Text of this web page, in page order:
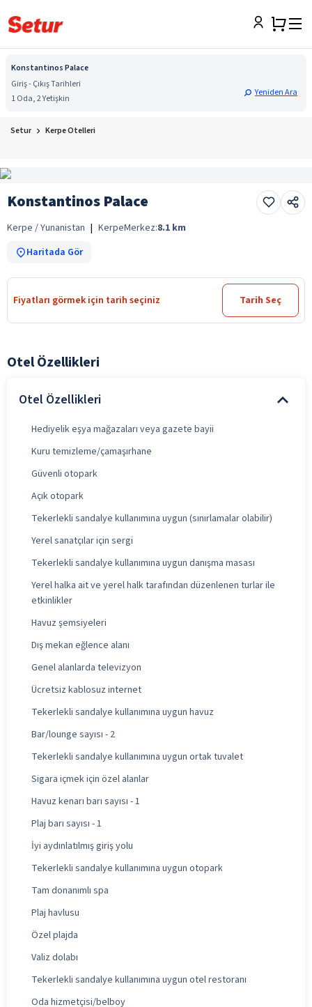
Konstantinos Palace
Giriş - Çıkış Tarihleri
1 Oda, 2 Yetişkin
Yeniden Ara
Setur Kerpe Otelleri
Konstantinos Palace
Kerpe / Yunanistan | KerpeMerkez:8.1 km
Haritada Gör
Fiyatları görmek için tarih seçiniz Tarih Seç
Otel Özellikleri
Otel Özellikleri
Hediyelik eşya mağazaları veya gazete bayii
Kuru temizleme/çamaşırhane
Güvenli otopark
Açık otopark
Tekerlekli sandalye kullanımına uygun (sınırlamalar olabilir)
Yerel sanatçılar için sergi
Tekerlekli sandalye kullanımına uygun danışma masası
Yerel halka ait ve yerel halk tarafından düzenlenen turlar ile
etkinlikler
Havuz şemsiyeleri
Dış mekan eğlence alanı
Genel alanlarda televizyon
Ücretsiz kablosuz internet
Tekerlekli sandalye kullanımına uygun havuz
Bar/lounge sayısı - 2
Tekerlekli sandalye kullanımına uygun ortak tuvalet
Sigara içmek için özel alanlar
Havuz kenarı barı sayısı - 1
Plaj barı sayısı - 1
İyi aydınlatılmış giriş yolu
Tekerlekli sandalye kullanımına uygun otopark
Tam donanımlı spa
Plaj havlusu
Özel plajda
Valiz dolabı
Tekerlekli sandalye kullanımına uygun otel restoranı
Oda hizmetçisi/belboy